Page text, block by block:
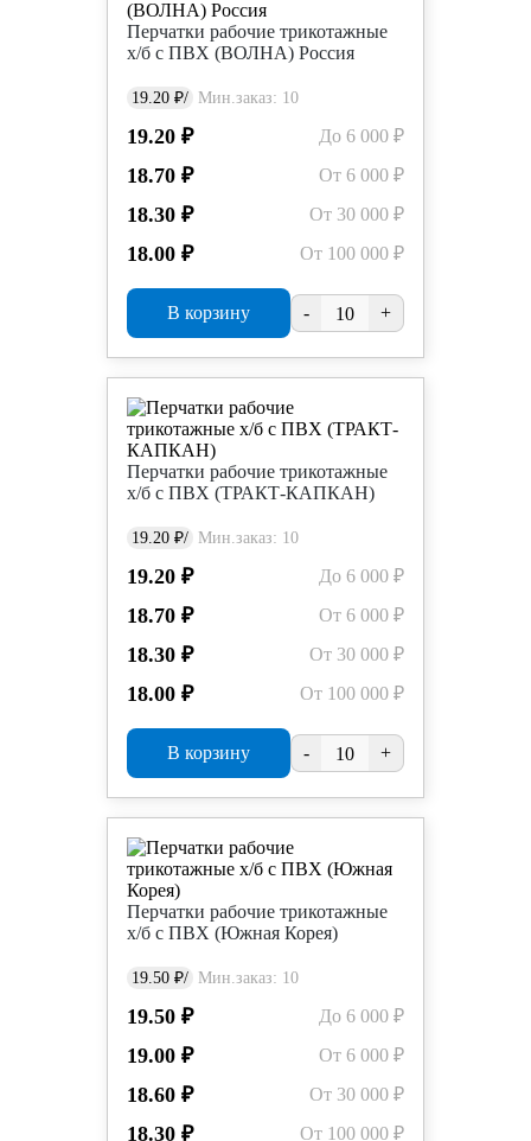
Перчатки рабочие трикотажные
х/б с ПВХ (ВОЛНА) Россия
19.20 ₽/ Мин.заказ: 10
19.20 ₽ До 6 000 ₽
18.70 ₽ От 6 000 ₽
18.30 ₽ От 30 000 ₽
18.00 ₽ От 100 000 ₽
В корзину - +
Перчатки рабочие трикотажные
х/б с ПВХ (ТРАКТ-КАПКАН)
19.20 ₽/ Мин.заказ: 10
19.20 ₽ До 6 000 ₽
18.70 ₽ От 6 000 ₽
18.30 ₽ От 30 000 ₽
18.00 ₽ От 100 000 ₽
В корзину - +
Перчатки рабочие трикотажные
х/б с ПВХ (Южная Корея)
19.50 ₽/ Мин.заказ: 10
19.50 ₽ До 6 000 ₽
19.00 ₽ От 6 000 ₽
18.60 ₽ От 30 000 ₽
18.30 ₽ От 100 000 ₽